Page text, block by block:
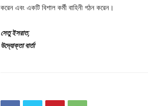
করেন এবং একটি বিশাল কর্মী বাহিনী গঠন করেন।
সেতু ইসরাত,
উদ্যোক্তা বার্তা